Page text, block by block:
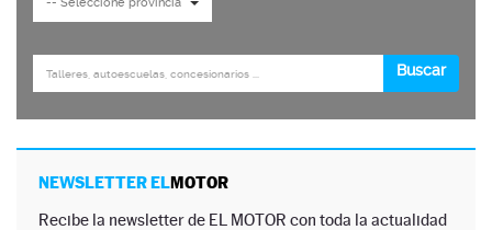
NEWSLETTER ELMOTOR
Recibe la newsletter de EL MOTOR con toda la actualidad